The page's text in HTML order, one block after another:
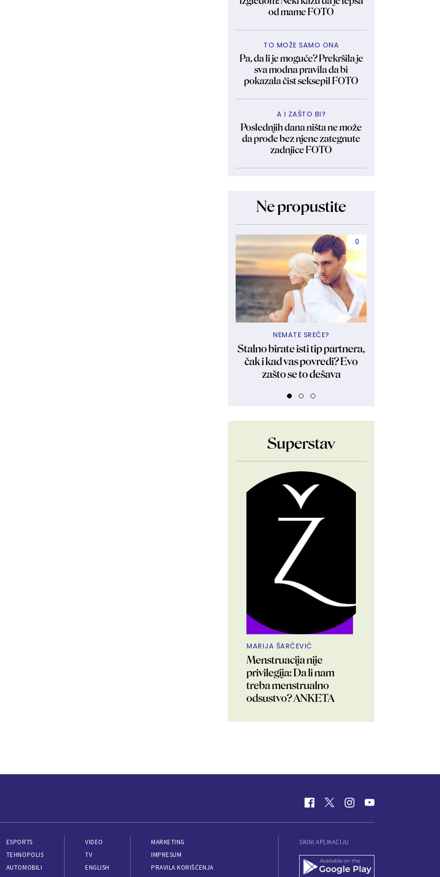
od mame FOTO
TO MOŽE SAMO ONA
Pa, da li je moguće? Prekršila je
sva modna pravila da bi
pokazala čist seksepil FOTO
A I ZAŠTO BI?
Poslednjih dana ništa ne može
da prođe bez njene zategnute
zadnjice FOTO
Ne propustite
0
NEMATE SREĆE?
Stalno birate isti tip partnera,
čak i kad vas povredi? Evo
zašto se to dešava
Superstav
MARIJA ŠARČEVIĆ
Menstruacija nije
privilegija: Da li nam
treba menstrualno
odsustvo? ANKETA
ESPORTS
TEHNOPOLIS
AUTOMOBILI
VIDEO
TV
ENGLISH
MARKETING
IMPRESUM
PRAVILA KORIŠĆENJA
SKINI APLIKACIJU